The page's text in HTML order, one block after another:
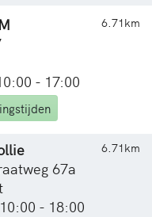
6.71km
- 17:00
6.71km
67a
- 18:00